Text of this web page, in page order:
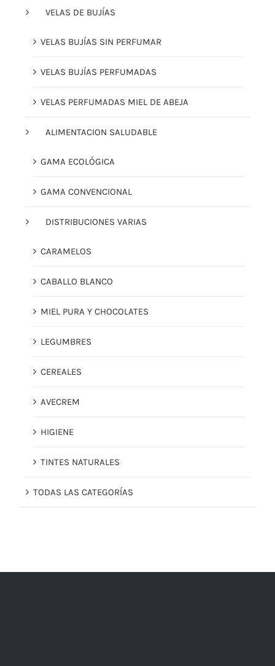
VELAS DE BUJÍAS
VELAS BUJÍAS SIN PERFUMAR
VELAS BUJÍAS PERFUMADAS
VELAS PERFUMADAS MIEL DE ABEJA
ALIMENTACION SALUDABLE
GAMA ECOLÓGICA
GAMA CONVENCIONAL
DISTRIBUCIONES VARIAS
CARAMELOS
CABALLO BLANCO
MIEL PURA Y CHOCOLATES
LEGUMBRES
CEREALES
AVECREM
HIGIENE
TINTES NATURALES
TODAS LAS CATEGORÍAS